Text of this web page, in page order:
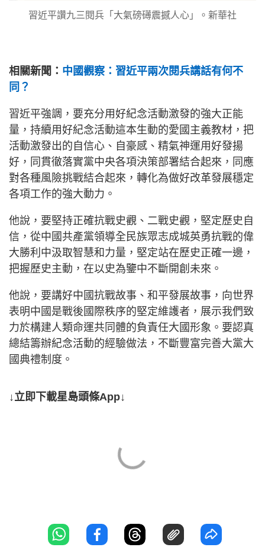
習近平讚九三閱兵「大氣磅礡震撼人心」。新華社
相關新聞： 中國觀察：習近平兩次閱兵講話有何不
同？
習近平強調，要充分用好紀念活動激發的強大正能
量，持續用好紀念活動這本生動的愛國主義教材，把
活動激發出的自信心、自豪感、精氣神運用好發揚
好，同貫徹落實黨中央各項決策部署結合起來，同應
對各種風險挑戰結合起來，轉化為做好改革發展穩定
各項工作的強大動力。
他說，要堅持正確抗戰史觀、二戰史觀，堅定歷史自
信，從中國共產黨領導全民族眾志成城英勇抗戰的偉
大勝利中汲取智慧和力量，堅定站在歷史正確一邊，
把握歷史主動，在以史為鑒中不斷開創未來。
他說，要講好中國抗戰故事、和平發展故事，向世界
表明中國是戰後國際秩序的堅定維護者，展示我們致
力於構建人類命運共同體的負責任大國形象。要認真
總結籌辦紀念活動的經驗做法，不斷豐富完善大黨大
國典禮制度。
↓立即下載星島頭條App↓